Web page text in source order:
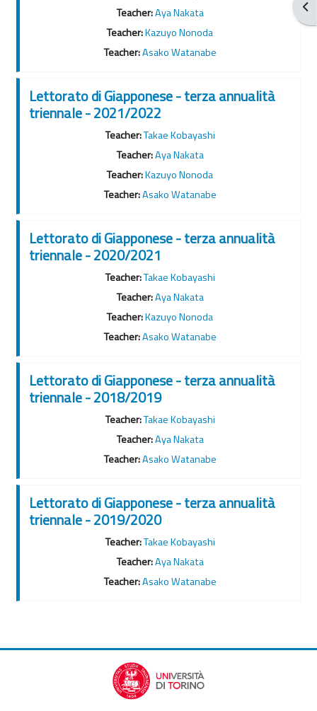
Teacher:Aya Nakata
Teacher:Kazuyo Nonoda
Teacher:Asako Watanabe
Lettorato di Giapponese - terza annualità
triennale - 2021/2022
Teacher:Takae Kobayashi
Teacher:Aya Nakata
Teacher:Kazuyo Nonoda
Teacher:Asako Watanabe
Lettorato di Giapponese - terza annualità
triennale - 2020/2021
Teacher:Takae Kobayashi
Teacher:Aya Nakata
Teacher:Kazuyo Nonoda
Teacher:Asako Watanabe
Lettorato di Giapponese - terza annualità
triennale - 2018/2019
Teacher:Takae Kobayashi
Teacher:Aya Nakata
Teacher:Asako Watanabe
Lettorato di Giapponese - terza annualità
triennale - 2019/2020
Teacher:Takae Kobayashi
Teacher:Aya Nakata
Teacher:Asako Watanabe